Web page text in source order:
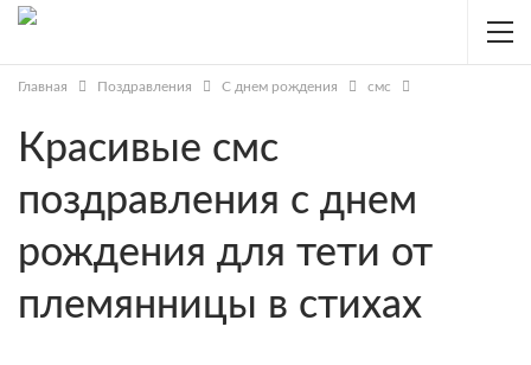
Главная Поздравления С днем рождения смс
Красивые смс
поздравления с днем
рождения для тети от
племянницы в стихах